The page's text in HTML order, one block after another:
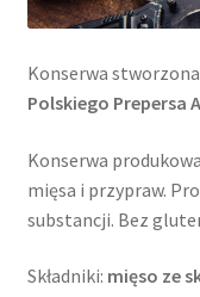
Konserwa
Polskiego Prepersa
Konserwa
mięsa i przypraw.
substancji. Bez
Składniki: mięso ze